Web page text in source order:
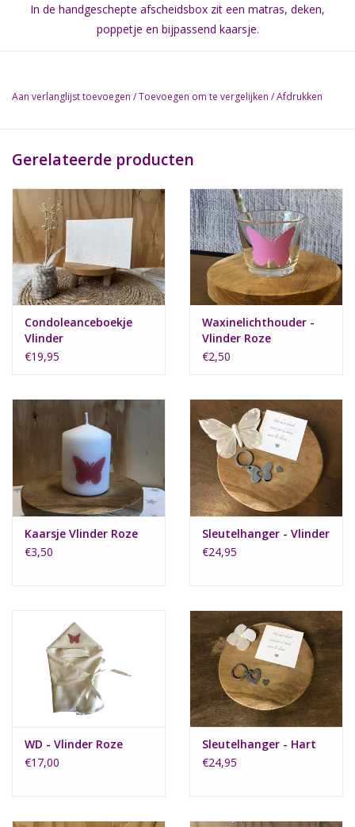
In de handgeschepte afscheidsbox zit een matras, deken,
poppetje en bijpassend kaarsje.
gedrukt.
Uiteraard kan dit ook in combinatie met de watermethode
Het plastic bakje is er in verschillende maten en kan apart
worden bij besteld.
Aan verlanglijst toevoegen /Toevoegen om te vergelijken /Afdrukken
Gerelateerde producten
Condoleanceboekje
Vlinder
€19,95
Waxinelichthouder -
Vlinder Roze
€2,50
Kaarsje Vlinder Roze
€3,50
Sleutelhanger - Vlinder
€24,95
WD - Vlinder Roze
€17,00
Sleutelhanger - Hart
€24,95